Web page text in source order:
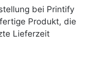
bei Printify
Produkt, die
Lieferzeit